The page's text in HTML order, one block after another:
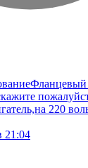
Фланцевый
220
21:04